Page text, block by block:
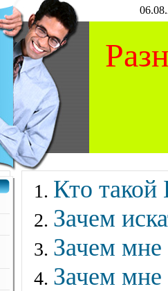
Кто такой
Зачем
Зачем мне
Зачем